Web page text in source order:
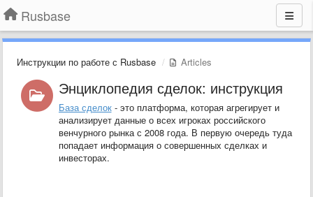
Rusbase
Инструкции по работе с Rusbase Articles
Энциклопедия сделок: инструкция
База сделок- это платформа, которая агрегирует и
анализирует данные о всех игроках российского
венчурного рынка с 2008 года. В первую очередь туда
попадает информация о совершенных сделках и
инвесторах.